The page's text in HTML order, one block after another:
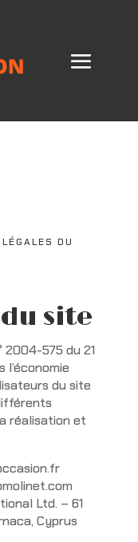
DU
site
2004-575 du 21
du site
réalisation et
Ltd. – 61
Cyprus